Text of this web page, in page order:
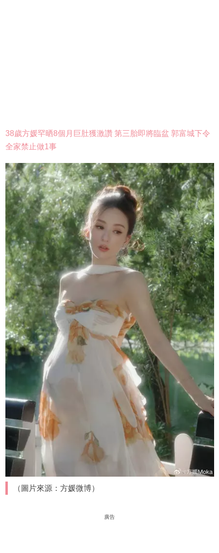
38歲方媛罕晒8個月巨肚獲激讚 第三胎即將臨盆 郭富城下令
全家禁止做1事
（圖片來源：方媛微博）
廣告